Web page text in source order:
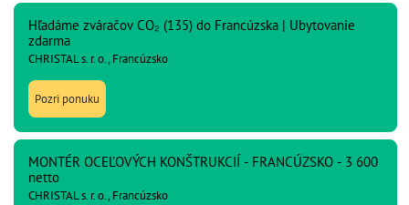
Hľadáme zváračov CO₂ (135) do Francúzska | Ubytovanie
zdarma
CHRISTAL s. r. o., Francúzsko
Pozri ponuku
MONTÉR OCEĽOVÝCH KONŠTRUKCIÍ - FRANCÚZSKO - 3 600
netto
CHRISTAL s. r. o., Francúzsko